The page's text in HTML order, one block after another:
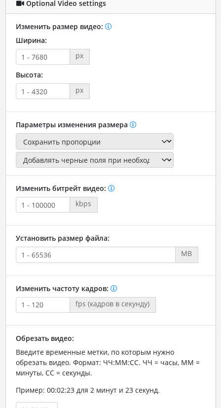
Optional Video settings
Изменить размер видео:
Ширина:
px
Высота:
px
Параметры изменения размера
Изменить битрейт видео:
kbps
Установить размер файла:
MB
Изменить частоту кадров:
fps (кадров в секунду)
Обрезать видео:
Введите временные метки, по которым нужно
обрезать видео. Формат: ЧЧ:ММ:СС. ЧЧ = часы, ММ =
минуты, СС = секунды.
Пример: 00:02:23 для 2 минут и 23 секунд.